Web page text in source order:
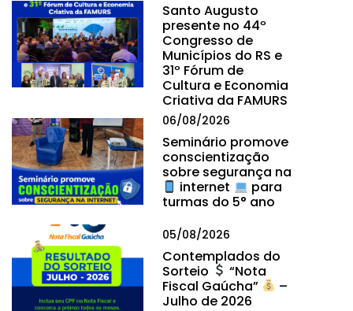
Santo Augusto
presente no 44º
Congresso de
Municípios do RS e
31º Fórum de
Cultura e Economia
Criativa da FAMURS
06/08/2026
Seminário promove
conscientização
sobre segurança na
internet
para
turmas do 5° ano
05/08/2026
Contemplados do
Sorteio
“Nota
Fiscal Gaúcha”
–
Julho de 2026